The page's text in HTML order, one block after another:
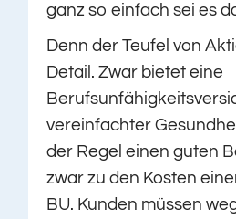
ganz so einfach sei es
Denn der Teufel von
Detail. Zwar bietet eine
vereinfachter
der Regel einen guten
zwar zu den Kosten
BU. Kunden müssen